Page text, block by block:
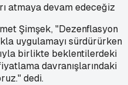
atmaya devam edeceğiz
Şimşek, "Dezenflasyon
uygulamayı sürdürürken
birlikte beklentilerdeki
davranışlarındaki
dedi.